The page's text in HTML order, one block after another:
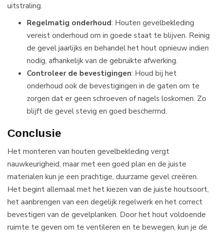
uitstraling.
Regelmatig onderhoud: Houten gevelbekleding
vereist onderhoud om in goede staat te blijven. Reinig
de gevel jaarlijks en behandel het hout opnieuw indien
nodig, afhankelijk van de gebruikte afwerking.
Controleer de bevestigingen: Houd bij het
onderhoud ook de bevestigingen in de gaten om te
zorgen dat er geen schroeven of nagels loskomen. Zo
blijft de gevel stevig en goed beschermd.
Conclusie
Het monteren van houten gevelbekleding vergt
nauwkeurigheid, maar met een goed plan en de juiste
materialen kun je een prachtige, duurzame gevel creëren.
Het begint allemaal met het kiezen van de juiste houtsoort,
het aanbrengen van een degelijk regelwerk en het correct
bevestigen van de gevelplanken. Door het hout voldoende
ruimte te geven om te ventileren en te bewegen, kun je de